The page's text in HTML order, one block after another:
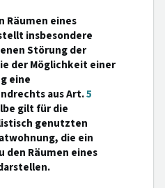
Räumen eines
insbesondere
Störung der
der Möglichkeit einer
eine
aus Art.5
gilt für die
genutzten
die ein
den Räumen eines